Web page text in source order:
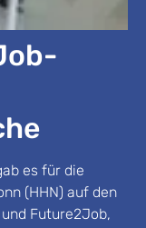
es für die
(HHN) auf den
Future2Job,